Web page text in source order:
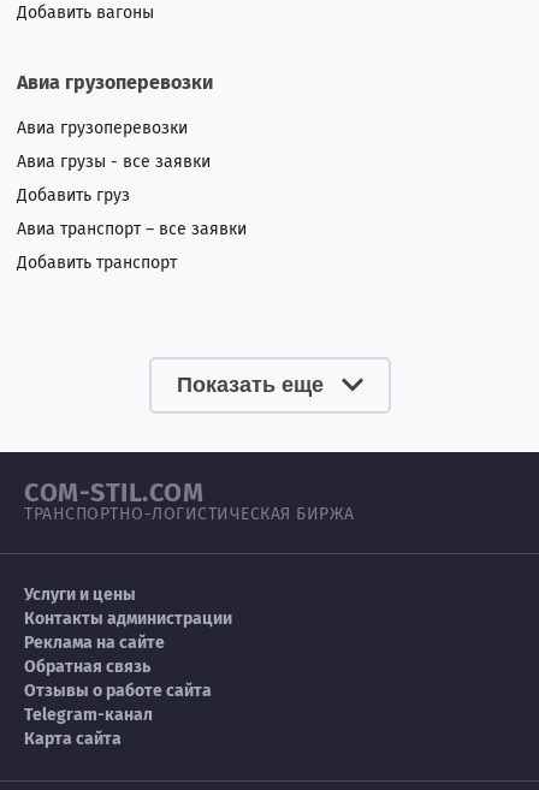
Добавить вагоны
Авиа грузоперевозки
Авиа грузоперевозки
Авиа грузы - все заявки
Добавить груз
Авиа транспорт – все заявки
Добавить транспорт
Показать еще
COM-STIL.COM
ТРАНСПОРТНО-ЛОГИСТИЧЕСКАЯ БИРЖА
Услуги и цены
Контакты администрации
Реклама на сайте
Обратная связь
Отзывы о работе сайта
Telegram-канал
Карта сайта